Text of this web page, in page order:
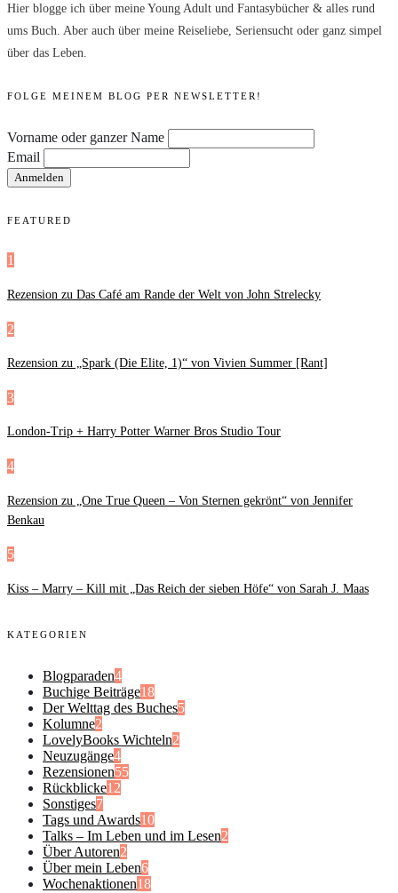
Hier blogge ich über meine Young Adult und Fantasybücher & alles rund
ums Buch. Aber auch über meine Reiseliebe, Seriensucht oder ganz simpel
über das Leben.
FOLGE MEINEM BLOG PER NEWSLETTER!
Vorname oder ganzer Name
Email
FEATURED
1
Rezension zu Das Café am Rande der Welt von John Strelecky
2
Rezension zu „Spark (Die Elite, 1)“ von Vivien Summer [Rant]
3
London-Trip + Harry Potter Warner Bros Studio Tour
4
Rezension zu „One True Queen – Von Sternen gekrönt“ von Jennifer
Benkau
5
Kiss – Marry – Kill mit „Das Reich der sieben Höfe“ von Sarah J. Maas
KATEGORIEN
Blogparaden4
Buchige Beiträge18
Der Welttag des Buches5
Kolumne2
LovelyBooks Wichteln2
Neuzugänge4
Rezensionen55
Rückblicke12
Sonstiges7
Tags und Awards10
Talks – Im Leben und im Lesen2
Über Autoren2
Über mein Leben6
Wochenaktionen18